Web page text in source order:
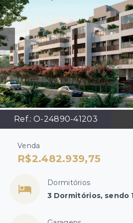
Ref.:O-24890-41203
Venda
R$2.482.939,75
Dormitórios
3 Dormitórios, sendo